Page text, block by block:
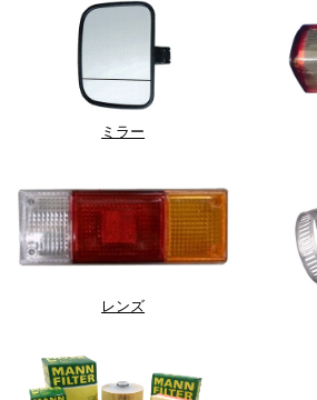
ミラー
レンズ